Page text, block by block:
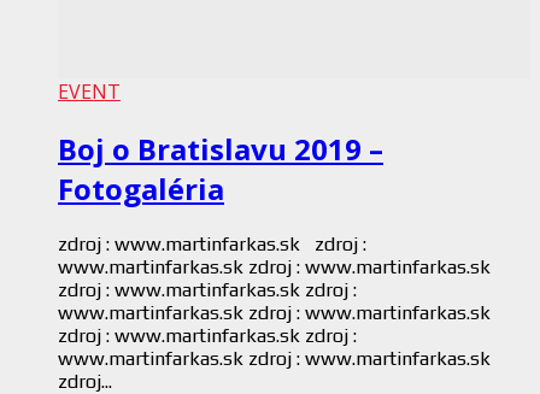
EVENT
Boj o Bratislavu 2019 –
Fotogaléria
zdroj : www.martinfarkas.sk zdroj :
www.martinfarkas.sk zdroj : www.martinfarkas.sk
zdroj : www.martinfarkas.sk zdroj :
www.martinfarkas.sk zdroj : www.martinfarkas.sk
zdroj : www.martinfarkas.sk zdroj :
www.martinfarkas.sk zdroj : www.martinfarkas.sk
zdroj...